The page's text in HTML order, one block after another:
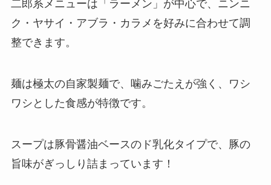
二郎系メニューは「ラーメン」が中心で、ニンニ
ク・ヤサイ・アブラ・カラメを好みに合わせて調
整できます。
麺は極太の自家製麺で、噛みごたえが強く、ワシ
ワシとした食感が特徴です。
スープは豚骨醤油ベースのド乳化タイプで、豚の
旨味がぎっしり詰まっています！